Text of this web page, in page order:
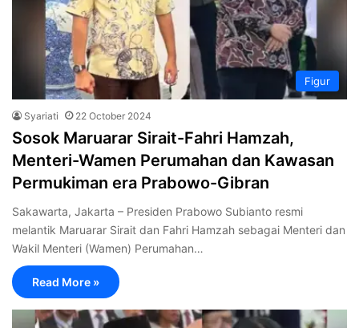
Figur
Syariati 22 October 2024
Sosok Maruarar Sirait-Fahri Hamzah,
Menteri-Wamen Perumahan dan Kawasan
Permukiman era Prabowo-Gibran
Sakawarta, Jakarta – Presiden Prabowo Subianto resmi
melantik Maruarar Sirait dan Fahri Hamzah sebagai Menteri dan
Wakil Menteri (Wamen) Perumahan…
Read More »